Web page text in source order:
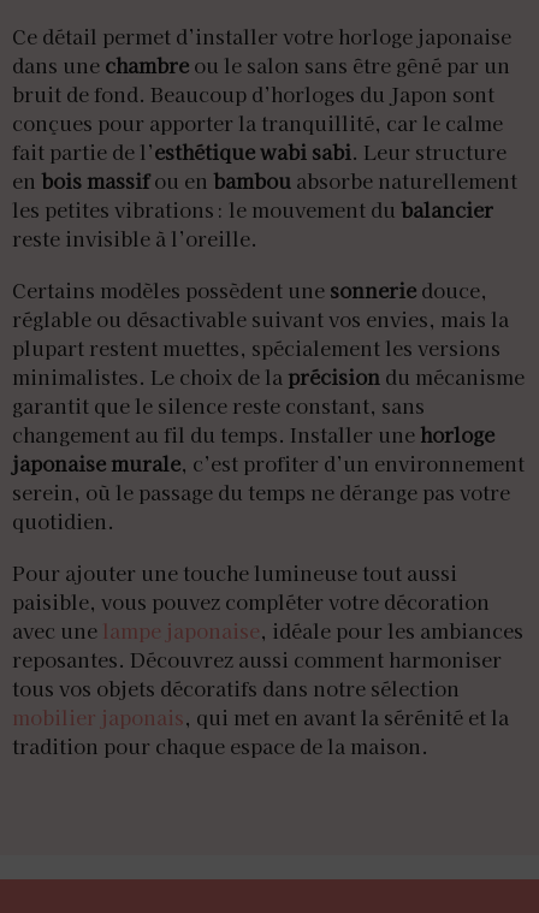
Ce détail permet d’installer votre horloge japonaise
dans une chambre ou le salon sans être gêné par un
bruit de fond. Beaucoup d’horloges du Japon sont
conçues pour apporter la tranquillité, car le calme
fait partie de l’esthétique wabi sabi. Leur structure
en bois massifou en bambou absorbe naturellement
les petites vibrations : le mouvement du balancier
reste invisible à l’oreille.
Certains modèles possèdent une sonnerie douce,
réglable ou désactivable suivant vos envies, mais la
plupart restent muettes, spécialement les versions
minimalistes. Le choix de la précision du mécanisme
garantit que le silence reste constant, sans
changement au fil du temps. Installer une horloge
japonaise murale, c’est profiter d’un environnement
serein, où le passage du temps ne dérange pas votre
quotidien.
Pour ajouter une touche lumineuse tout aussi
paisible, vous pouvez compléter votre décoration
avec une lampe japonaise, idéale pour les ambiances
reposantes. Découvrez aussi comment harmoniser
tous vos objets décoratifs dans notre sélection
mobilier japonais, qui met en avant la sérénité et la
tradition pour chaque espace de la maison.